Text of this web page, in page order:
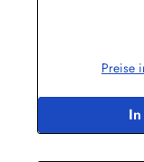
enthalten sind,
die Lackierung
auch nachPreise